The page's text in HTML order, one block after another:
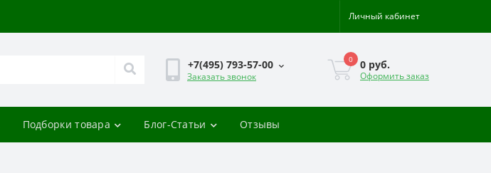
Личный кабинет
+7(495) 793-57-00
Заказать звонок
0 0 руб.
Оформить заказ
Подборки товара Блог-Статьи Отзывы